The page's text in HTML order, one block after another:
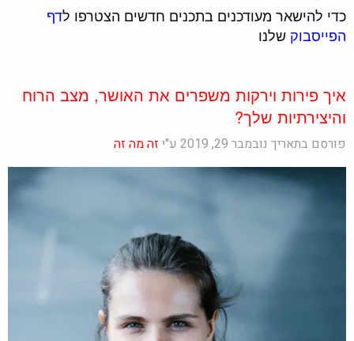
כדי להישאר מעודכנים בתכנים חדשים הצטרפו ל דף
הפייסבוקשלנו
איך פירות וירקות משפרים את האושר, מצב הרוח
והיצירתיות שלך?
פורסם בתאריך נובמבר 29, 2019 ע"י זה מה זה